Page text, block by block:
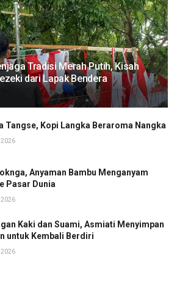
Tradisi Merah Putih, Kisah
dari Lapak Bendera
Tangse, Kopi Langka Beraroma Nangka
2026
Anyaman Bambu Menganyam
Pasar Dunia
2026
Kaki dan Suami, Asmiati Menyimpan
untuk Kembali Berdiri
2026